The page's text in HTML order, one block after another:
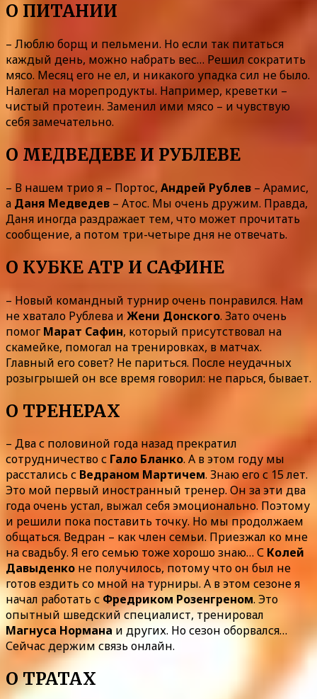
О ПИТАНИИ
– Люблю борщ и пельмени. Но если так питаться
каждый день, можно набрать вес… Решил сократить
мясо. Месяц его не ел, и никакого упадка сил не было.
Налегал на морепродукты. Например, креветки –
чистый протеин. Заменил ими мясо – и чувствую
себя замечательно.
О МЕДВЕДЕВЕ И РУБЛЕВЕ
– В нашем трио я – Портос, Андрей Рублев – Арамис,
а Даня Медведев – Атос. Мы очень дружим. Правда,
Даня иногда раздражает тем, что может прочитать
сообщение, а потом три-четыре дня не отвечать.
О КУБКЕ ATP И САФИНЕ
– Новый командный турнир очень понравился. Нам
не хватало Рублева и Жени Донского. Зато очень
помог Марат Сафин, который присутствовал на
скамейке, помогал на тренировках, в матчах.
Главный его совет? Не париться. После неудачных
розыгрышей он все время говорил: не парься, бывает.
О ТРЕНЕРАХ
– Два с половиной года назад прекратил
сотрудничество с Гало Бланко. А в этом году мы
расстались с Ведраном Мартичем. Знаю его с 15 лет.
Это мой первый иностранный тренер. Он за эти два
года очень устал, выжал себя эмоционально. Поэтому
и решили пока поставить точку. Но мы продолжаем
общаться. Ведран – как член семьи. Приезжал ко мне
на свадьбу. Я его семью тоже хорошо знаю… С Колей
Давыденко не получилось, потому что он был не
готов ездить со мной на турниры. А в этом сезоне я
начал работать с Фредриком Розенгреном. Это
опытный шведский специалист, тренировал
Магнуса Норманаи других. Но сезон оборвался…
Сейчас держим связь онлайн.
О ТРАТАХ